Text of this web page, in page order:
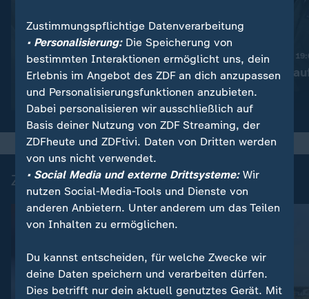
Nachrichten | heute 19:00 Uhr
Trotz Krieg:
Leihmutterschaft in der
Ukraine
Video1:38
Nachrichten | heute
Taiwan rüstet
Video1:45
Zuletzt auf ZDFheute veröffentlicht
Zustimmungspflichtige Datenverarbeitung
• Personalisierung:Die Speicherung von
bestimmten Interaktionen ermöglicht uns, dein
Erlebnis im Angebot des ZDF an dich anzupassen
und Personalisierungsfunktionen anzubieten.
Dabei personalisieren wir ausschließlich auf
Basis deiner Nutzung von ZDF Streaming, der
ZDFheute und ZDFtivi. Daten von Dritten werden
von uns nicht verwendet.
• Social Media und externe Drittsysteme:Wir
nutzen Social-Media-Tools und Dienste von
anderen Anbietern. Unter anderem um das Teilen
von Inhalten zu ermöglichen.
Du kannst entscheiden, für welche Zwecke wir
deine Daten speichern und verarbeiten dürfen.
Dies betrifft nur dein aktuell genutztes Gerät. Mit